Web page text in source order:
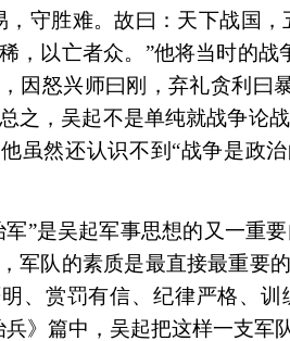
，守胜难。故曰：天下战国
，以亡者众。”他将当时的
因怒兴师曰刚，弃礼贪利曰
之，吴起不是单纯就战争论
虽然还认识不到“战争是政
军”是吴起军事思想的又一重
军队的素质是最直接最重要
、赏罚有信、纪律严格、
兵》篇中，吴起把这样一支军